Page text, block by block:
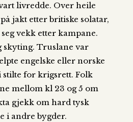
livredde. Over heile
jakt etter britiske solatar,
vekk etter kampane.
skyting. Truslane var
engelske eller norske
for krigsrett. Folk
mellom kl 23 og 5 om
gjekk om hard tysk
i andre bygder.